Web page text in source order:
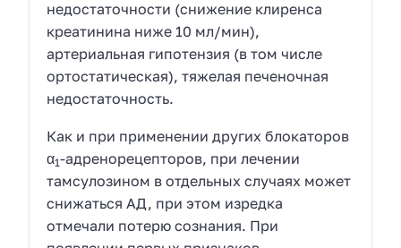
недостаточности (снижение клиренса
креатинина ниже 10 мл/мин),
артериальная гипотензия (в том числе
ортостатическая), тяжелая печеночная
недостаточность.
Как и при применении других блокаторов
α1-адренорецепторов, при лечении
тамсулозином в отдельных случаях может
снижаться АД, при этом изредка
отмечали потерю сознания. При